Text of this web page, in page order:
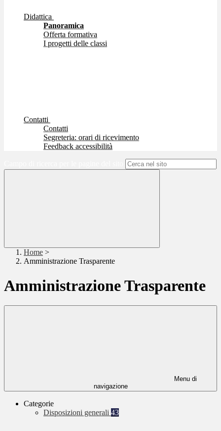
Didattica
Panoramica
Offerta formativa
I progetti delle classi
Contatti
Contatti
Segreteria: orari di ricevimento
Feedback accessibilità
Home >
Amministrazione Trasparente
Amministrazione Trasparente
Menu di
navigazione
Categorie
Disposizioni generali 43